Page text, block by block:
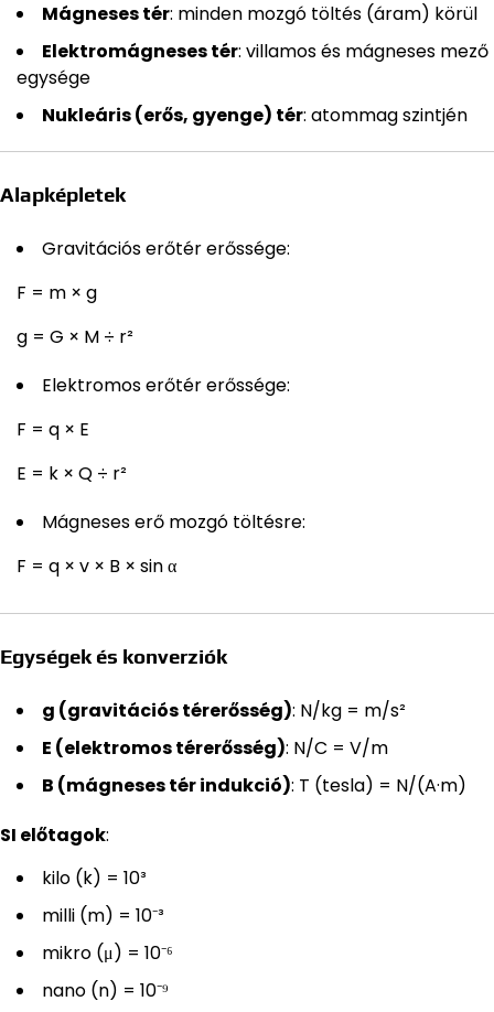
Mágneses tér: minden mozgó töltés (áram) körül
Elektromágneses tér: villamos és mágneses mező
egysége
Nukleáris (erős, gyenge) tér: atommag szintjén
Alapképletek
Gravitációs erőtér erőssége:
F = m × g
g = G × M ÷ r²
Elektromos erőtér erőssége:
F = q × E
E = k × Q ÷ r²
Mágneses erő mozgó töltésre:
F = q × v × B × sin α
Egységek és konverziók
g (gravitációs térerősség): N/kg = m/s²
E (elektromos térerősség): N/C = V/m
B (mágneses tér indukció): T (tesla) = N/(A·m)
SI előtagok:
kilo (k) = 10³
milli (m) = 10⁻³
mikro (μ) = 10⁻⁶
nano (n) = 10⁻⁹